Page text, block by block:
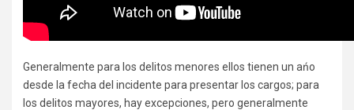
Generalmente para los delitos menores ellos tienen un ańo
desde la fecha del incidente para presentar los cargos; para
los delitos mayores, hay excepciones, pero generalmente